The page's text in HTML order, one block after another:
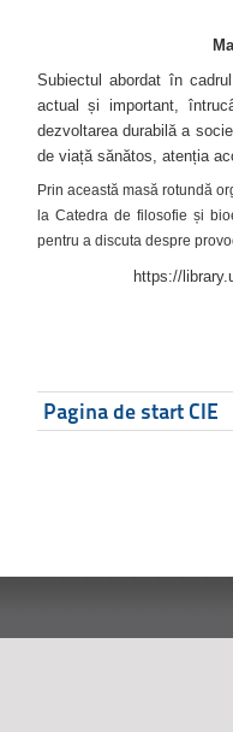
Subiectul abordat în
actual și important,
dezvoltarea durabilă a
de viață sănătos, atenția
Prin această masă rotundă
la Catedra de filosofie și
pentru a discuta despre
https://
Pagina de start CIE